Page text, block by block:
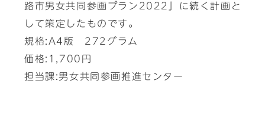
路市男女共同参画プラン2022」に続く計画と
して策定したものです。
規格:A4版 272グラム
価格:1,700円
担当課:男女共同参画推進センター